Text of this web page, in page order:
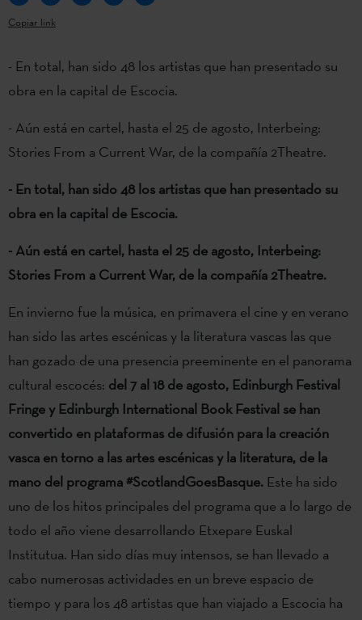
Copiar link
- En total, han sido 48 los artistas que han presentado su
obra en la capital de Escocia.
- Aún está en cartel, hasta el 25 de agosto, Interbeing:
Stories From a Current War, de la compañía 2Theatre.
- En total, han sido 48 los artistas que han presentado su
obra en la capital de Escocia.
- Aún está en cartel, hasta el 25 de agosto, Interbeing:
Stories From a Current War, de la compañía 2Theatre.
En invierno fue la música, en primavera el cine y en verano
han sido las artes escénicas y la literatura vascas las que
han gozado de una presencia preeminente en el panorama
cultural escocés: del 7 al 18 de agosto, Edinburgh Festival
Fringe y Edinburgh International Book Festival se han
convertido en plataformas de difusión para la creación
vasca en torno a las artes escénicas y la literatura, de la
mano del programa #ScotlandGoesBasque. Este ha sido
uno de los hitos principales del programa que a lo largo de
todo el año viene desarrollando Etxepare Euskal
Institutua. Han sido días muy intensos, se han llevado a
cabo numerosas actividades en un breve espacio de
tiempo y para los 48 artistas que han viajado a Escocia ha